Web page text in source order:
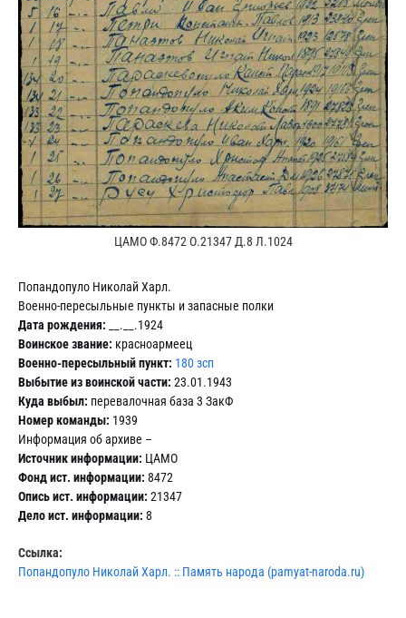
ЦАМО Ф.8472 О.21347 Д.8 Л.1024
Попандопуло Николай Харл.
Военно-пересыльные пункты и запасные полки
Дата рождения: __.__.1924
Воинское звание: красноармеец
Военно-пересыльный пункт: 180 зсп
Выбытие из воинской части: 23.01.1943
Куда выбыл: перевалочная база 3 ЗакФ
Номер команды: 1939
Информация об архиве –
Источник информации: ЦАМО
Фонд ист. информации: 8472
Опись ист. информации: 21347
Дело ист. информации: 8
Ссылка:
Попандопуло Николай Харл. :: Память народа (pamyat-naroda.ru)